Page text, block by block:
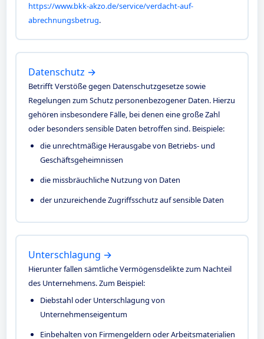
https://www.bkk-akzo.de/service/verdacht-auf-
abrechnungsbetrug.
Datenschutz →
Betrifft Verstöße gegen Datenschutzgesetze sowie
Regelungen zum Schutz personenbezogener Daten. Hierzu
gehören insbesondere Fälle, bei denen eine große Zahl
oder besonders sensible Daten betroffen sind. Beispiele:
die unrechtmäßige Herausgabe von Betriebs- und
Geschäftsgeheimnissen
die missbräuchliche Nutzung von Daten
der unzureichende Zugriffsschutz auf sensible Daten
Unterschlagung →
Hierunter fallen sämtliche Vermögensdelikte zum Nachteil
des Unternehmens. Zum Beispiel:
Diebstahl oder Unterschlagung von
Unternehmenseigentum
Einbehalten von Firmengeldern oder Arbeitsmaterialien